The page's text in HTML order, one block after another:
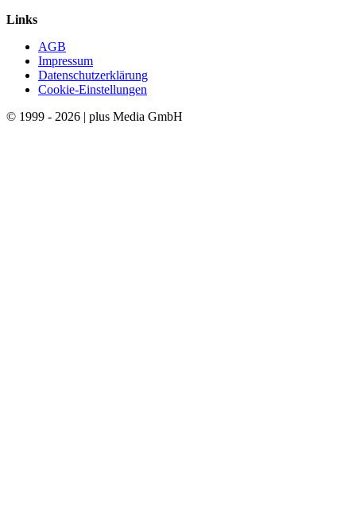
Links
AGB
Impressum
Datenschutzerklärung
Cookie-Einstellungen
© 1999 - 2026 | plus Media GmbH